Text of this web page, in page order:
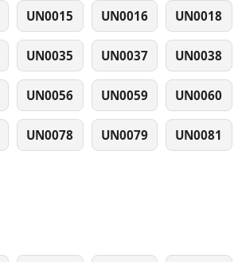
UN0015 UN0016 UN0018
UN0035 UN0037 UN0038
UN0056 UN0059 UN0060
UN0078 UN0079 UN0081